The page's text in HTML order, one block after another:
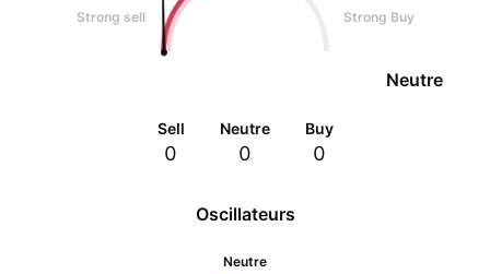
Oscillateurs
Neutre
Strong sell Strong Buy
Neutre
Sell
0
Neutre
0
Buy
0